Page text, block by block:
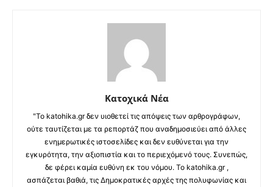
Κατοχικά Νέα
"Το katohika.gr δεν υιοθετεί τις απόψεις των αρθρογράφων,
ούτε ταυτίζεται με τα ρεπορτάζ που αναδημοσιεύει από άλλες
ενημερωτικές ιστοσελίδες και δεν ευθύνεται για την
εγκυρότητα, την αξιοπιστία και το περιεχόμενό τους. Συνεπώς,
δε φέρει καμία ευθύνη εκ του νόμου. Το katohika.gr ,
ασπάζεται βαθιά, τις Δημοκρατικές αρχές της πολυφωνίας και